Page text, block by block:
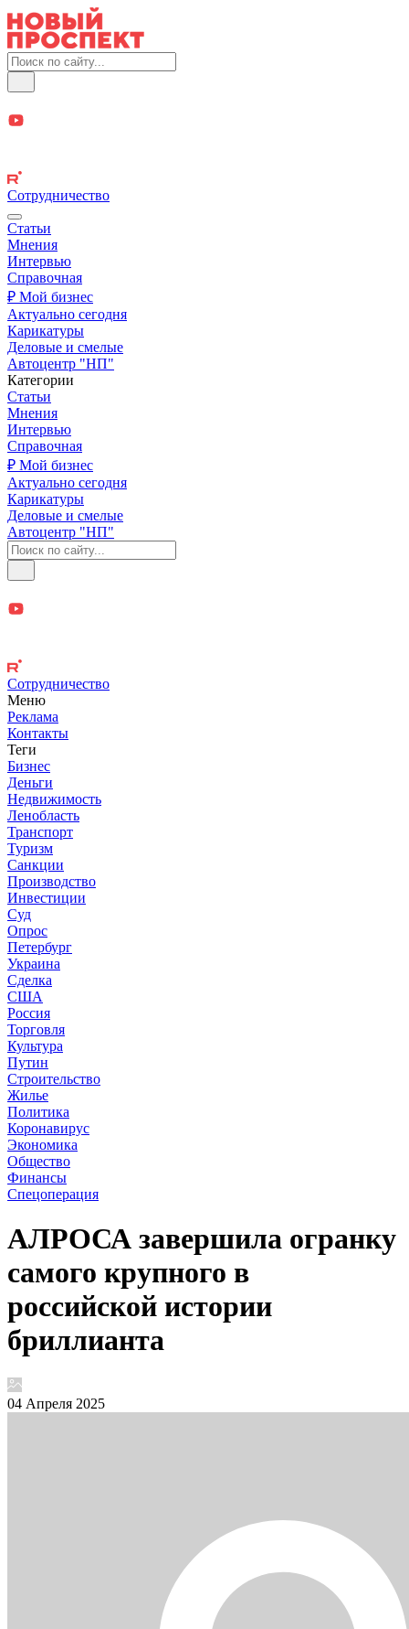
Сотрудничество
Статьи
Мнения
Интервью
Справочная
₽ Мой бизнес
Актуально сегодня
Карикатуры
Деловые и смелые
Автоцентр "НП"
Категории
Статьи
Мнения
Интервью
Справочная
₽ Мой бизнес
Актуально сегодня
Карикатуры
Деловые и смелые
Автоцентр "НП"
Сотрудничество
Меню
Реклама
Контакты
Теги
Бизнес
Деньги
Недвижимость
Ленобласть
Транспорт
Туризм
Санкции
Производство
Инвестиции
Суд
Опрос
Петербург
Украина
Сделка
США
Россия
Торговля
Культура
Путин
Строительство
Жилье
Политика
Коронавирус
Экономика
Общество
Финансы
Спецоперация
АЛРОСА завершила огранку
самого крупного в
российской истории
бриллианта
04 Апреля 2025